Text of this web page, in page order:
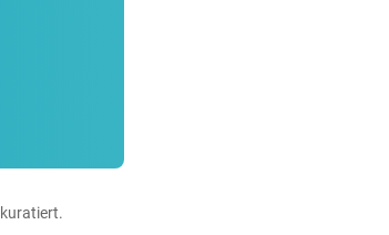
kuratiert.